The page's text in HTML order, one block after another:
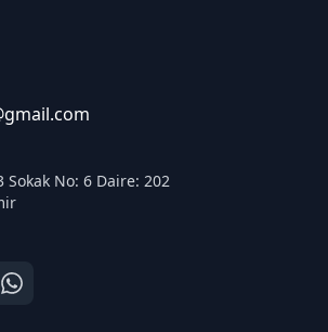
No: 6 Daire: 202